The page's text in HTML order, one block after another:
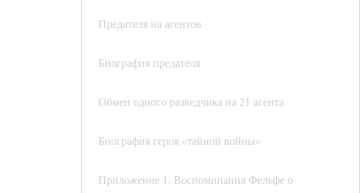
Предателя на агентов
Биография предателя
Обмен одного разведчика на 21 агента
Биография героя «тайной войны»
Приложение 1. Воспоминания Фельфе о